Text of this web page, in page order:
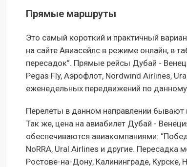
Прямые маршруты
Это самый короткий и практичный
на сайте Авиасейлс в режиме онлайн, в
пересадок”. Прямые рейсы Дубай -
Pegas Fly, Аэрофлот, Nordwind Airlines,
еженедельных передвижений по
Перелеты в данном направлении бывают
Так же, цена на авиабилет Дубай -
обеспечиваются авиакомпаниями:
NoRRA, Ural Airlines и другие. Пересадка
Ростове-на-Дону, Калининграде,